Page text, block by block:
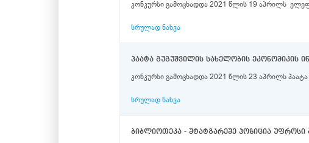
კონკურსი გამოცხადდა 2021 წლის 19 აპრილს
სრულად ნახვა
პაატა გუგუშვილის სახელობის ეკონომიკის
კონკურსი გამოცხადდა 2021 წლის 23 აპრილს
სრულად ნახვა
ბიბლიოთეკა - შტატგარეშე პოზიცია